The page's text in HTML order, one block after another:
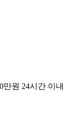
원 24시간 이내